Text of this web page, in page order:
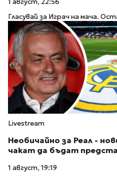
Гласувай за Играч на мача.
Livestream
Необичайно за Реал -
чакат да бъдат
1 август, 19:19